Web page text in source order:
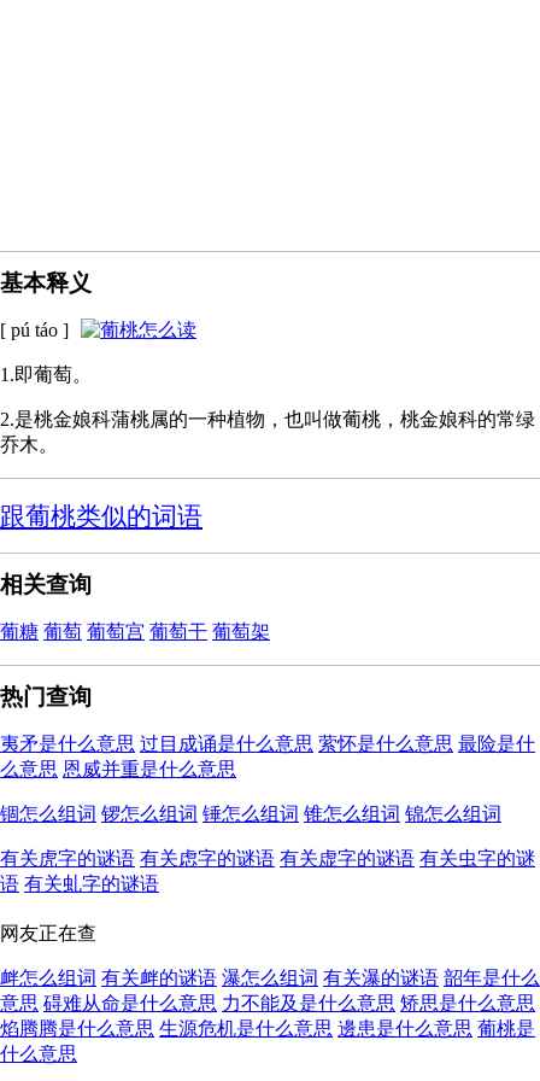
基本释义
[ pú táo ]
1.即葡萄。
2.是桃金娘科蒲桃属的一种植物，也叫做葡桃，桃金娘科的常绿
乔木。
跟葡桃类似的词语
相关查询
葡糖 葡萄 葡萄宫 葡萄干 葡萄架
热门查询
夷矛是什么意思 过目成诵是什么意思 萦怀是什么意思 最险是什
么意思 恩威并重是什么意思
锢怎么组词 锣怎么组词 锤怎么组词 锥怎么组词 锦怎么组词
有关虎字的谜语 有关虑字的谜语 有关虚字的谜语 有关虫字的谜
语 有关虬字的谜语
网友正在查
衅怎么组词 有关衅的谜语 瀑怎么组词 有关瀑的谜语 韶年是什么
意思 碍难从命是什么意思 力不能及是什么意思 矫思是什么意思
焰腾腾是什么意思 生源危机是什么意思 邊患是什么意思 葡桃是
什么意思